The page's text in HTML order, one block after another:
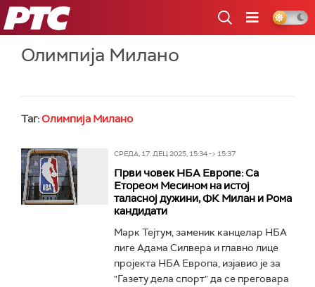
РТС
Олимпија Милано
Таг:Олимпија Милано
СРЕДА, 17. ДЕЦ 2025, 15:34 -> 15:37
Први човек НБА Европе: Са
Етореом Месином на истој
таласној дужини, ФК Милан и Рома
кандидати
Марк Тејтум, заменик канцелар НБА
лиге Адама Силвера и главно лице
пројекта НБА Европа, изјавио је за
"Газету дела спорт" да се преговара